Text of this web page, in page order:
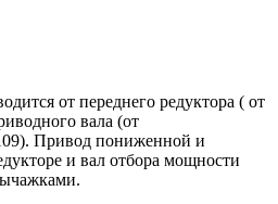
от переднего редуктора ( от
вала (от
Привод пониженной и
и вал отбора мощности